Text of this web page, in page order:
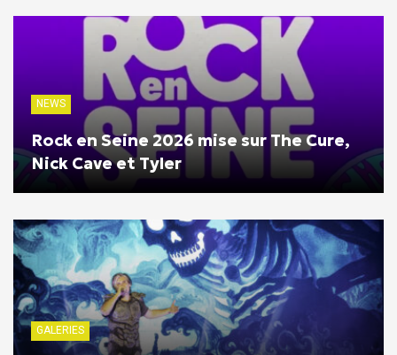
NEWS
Rock en Seine 2026 mise sur The Cure,
Nick Cave et Tyler
GALERIES